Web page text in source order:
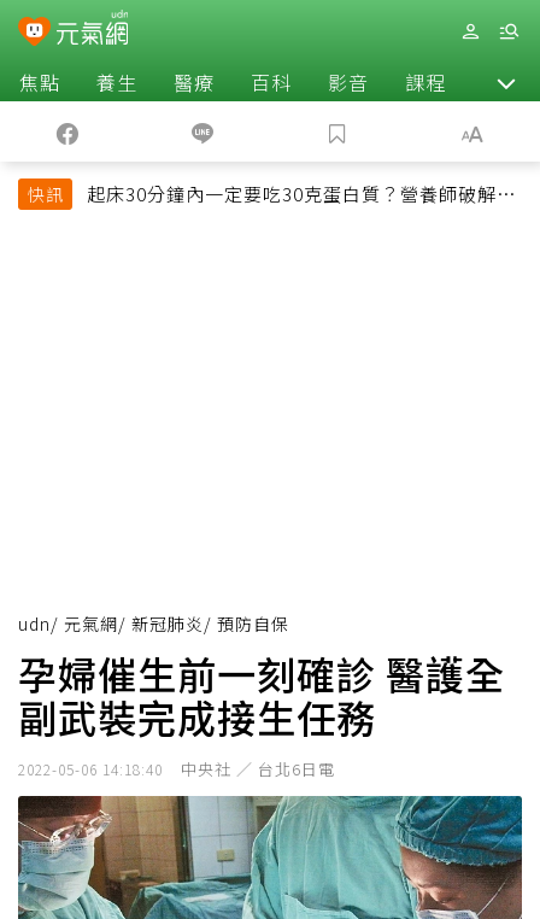
焦點 養生 醫療 百科 影音 課程 退休
快訊
起床30分鐘內一定要吃30克蛋白質？營養師破解
udn/ 元氣網/ 新冠肺炎 / 預防自保
孕婦催生前一刻確診 醫護全
副武裝完成接生任務
2022-05-06 14:18:40 中央社 ／ 台北6日電